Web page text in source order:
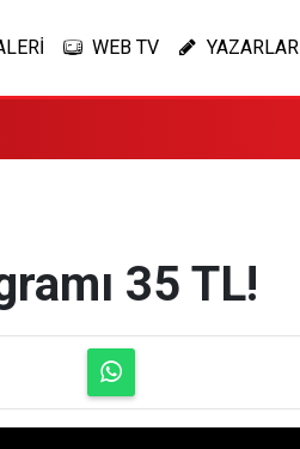
WEB TV YAZARLAR
35 TL!